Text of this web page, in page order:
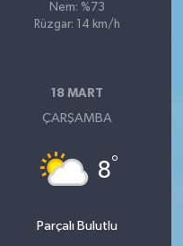
Nem: %73
Rüzgar: 14 km/h
18 MART
ÇARŞAMBA
8°
Parçalı Bulutlu